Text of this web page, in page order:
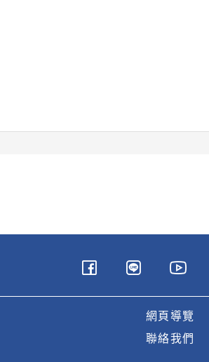
網頁導覽
聯絡我們